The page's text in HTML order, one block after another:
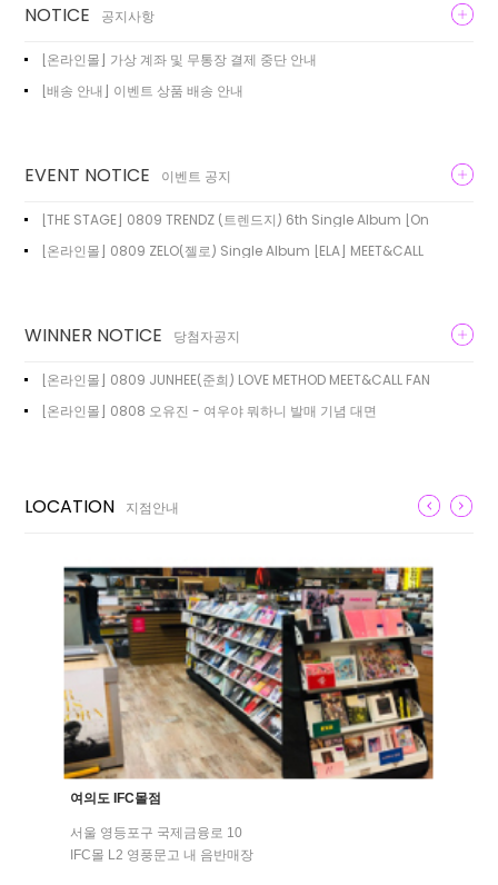
NOTICE 공지사항
[온라인몰] 가상 계좌 및 무통장 결제 중단 안내
[배송 안내] 이벤트 상품 배송 안내
EVENT NOTICE 이벤트 공지
[THE STAGE] 0809 TRENDZ (트렌드지) 6th Single Album [On
[온라인몰] 0809 ZELO(젤로) Single Album [ELA] MEET&CALL
WINNER NOTICE 당첨자공지
[온라인몰] 0809 JUNHEE(준희) LOVE METHOD MEET&CALL FAN
[온라인몰] 0808 오유진 - 여우야 뭐하니 발매 기념 대면
LOCATION 지점안내
여의도 IFC몰점
서울 영등포구 국제금융로 10
IFC몰 L2 영풍문고 내 음반매장